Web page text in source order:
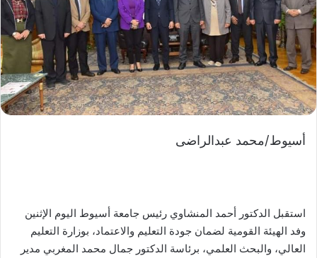
أسيوط/محمد عبدالراضى
استقبل الدكتور أحمد المنشاوي رئيس جامعة أسيوط اليوم الإثنين
وفد الهيئة القومية لضمان جودة التعليم والاعتماد، بوزارة التعليم
العالي، والبحث العلمي، برئاسة الدكتور جمال محمد المغربي مدير